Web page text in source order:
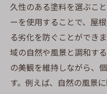
久性のある塗料を選ぶこ
ーを使用することで、屋
る劣化を防ぐことができ
域の自然や風景と調和す
の美観を維持しながら、
す。例えば、自然の風景